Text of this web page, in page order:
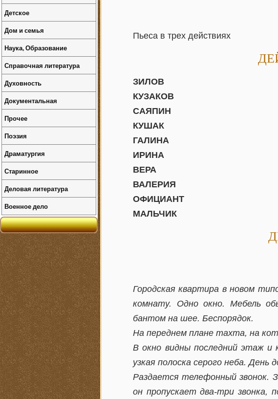
Пьеса в трех действиях
ЗИЛОВ
КУЗАКОВ
САЯПИН
КУШАК
ГАЛИНА
ИРИНА
ВЕРА
ВАЛЕРИЯ
ОФИЦИАНТ
МАЛЬЧИК
Городская квартира в новом
комнату. Одно окно. Мебель
бантом на шее. Беспорядок.
На переднем плане тахта, на
В окно видны последний этаж
узкая полоска серого неба. День
Раздается телефонный звонок.
он пропускает два-три звонка,
Детское
Дом и семья
Наука, Образование
Справочная литература
Духовность
Документальная
Прочее
Поэзия
Драматургия
Старинное
Деловая литература
Военное дело